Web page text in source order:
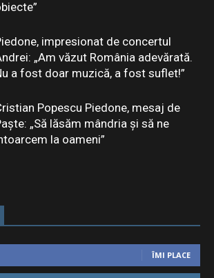
impresionat de concertul
„Am văzut România adevărată.
a fost doar muzică, a fost suflet!”
Popescu Piedone, mesaj de
„Să lăsăm mândria și să ne
la oameni”
ÎMI PLACE